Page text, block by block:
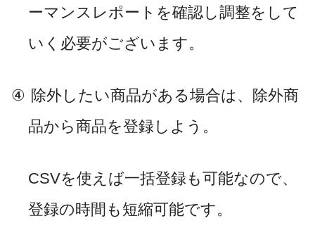
ーマンスレポートを確認し調整をして
いく必要がございます。
④ 除外したい商品がある場合は、除外商
品から商品を登録しよう。
CSVを使えば一括登録も可能なので、
登録の時間も短縮可能です。